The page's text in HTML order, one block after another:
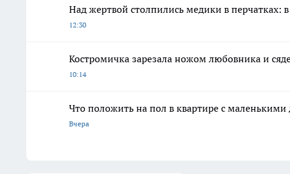
Над жертвой столпились медики в перчатках:
12:30
Костромичка зарезала ножом любовника и
10:14
Что положить на пол в квартире с маленькими
Вчера